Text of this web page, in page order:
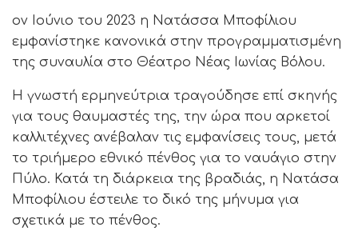
ον Ιούνιο του 2023 η Νατάσσα Μποφίλιου
εμφανίστηκε κανονικά στην προγραμματισμένη
της συναυλία στο Θέατρο Νέας Ιωνίας Βόλου.
Η γνωστή ερμηνεύτρια τραγούδησε επί σκηνής
για τους θαυμαστές της, την ώρα που αρκετοί
καλλιτέχνες ανέβαλαν τις εμφανίσεις τους, μετά
το τριήμερο εθνικό πένθος για το ναυάγιο στην
Πύλο. Κατά τη διάρκεια της βραδιάς, η Νατάσα
Μποφίλιου έστειλε το δικό της μήνυμα για
σχετικά με το πένθος.